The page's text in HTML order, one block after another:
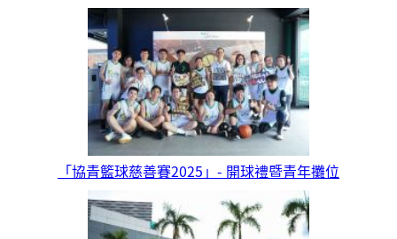
「協青籃球慈善賽2025」- 開球禮暨青年攤位